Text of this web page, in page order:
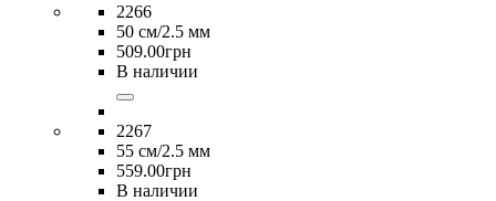
2266
50 см/2.5 мм
509.00грн
В наличии
2267
55 см/2.5 мм
559.00грн
В наличии